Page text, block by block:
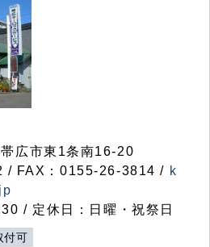
広市東1条南16-20
/ FAX：0155-26-3814 / k
/ 定休日：日曜・祝祭日
付可